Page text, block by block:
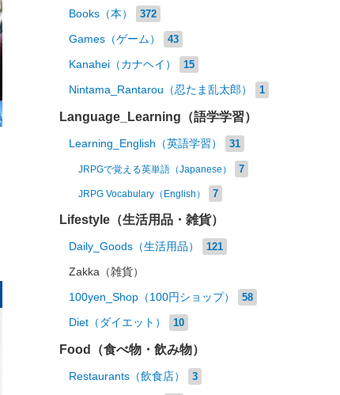
Books（本） 372
Games（ゲーム） 43
Kanahei（カナヘイ） 15
Nintama_Rantarou（忍たま乱太郎） 1
Language_Learning（語学学習）
Learning_English（英語学習） 31
JRPGで覚える英単語（Japanese） 7
JRPG Vocabulary（English） 7
Lifestyle（生活用品・雑貨）
Daily_Goods（生活用品） 121
Zakka（雑貨）
100yen_Shop（100円ショップ） 58
Diet（ダイエット） 10
Food（食べ物・飲み物）
Restaurants（飲食店） 3